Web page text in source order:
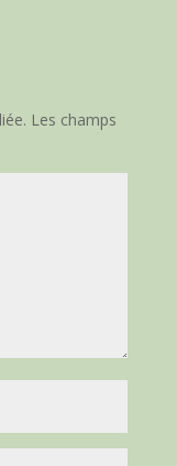
Les champs